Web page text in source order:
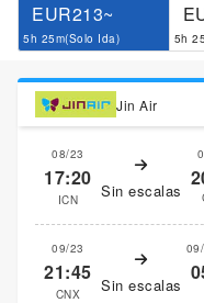
EUR213~
5h 25m(Solo Ida) 5h
Jin Air
08/23
17:20
ICN Sin escalas
09/23
21:45
CNX Sin escalas